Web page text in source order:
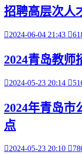
招聘高层次人
2024-06-04 21:43 
2024青岛教师
2024-05-23 20:14 
2024年青岛市
点
2024-05-23 20:10 